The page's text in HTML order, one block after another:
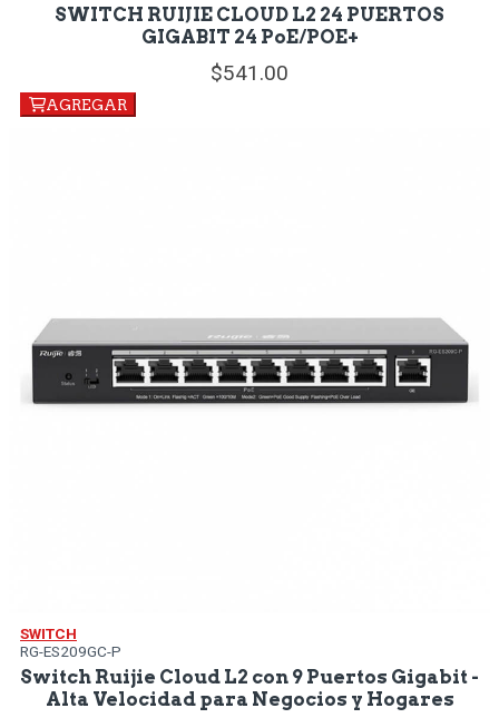
SWITCH RUIJIE CLOUD L2 24 PUERTOS
GIGABIT 24 PoE/POE+
541.00
AGREGAR
SWITCH
RG-ES209GC-P
Switch Ruijie Cloud L2 con 9 Puertos Gigabit -
Alta Velocidad para Negocios y Hogares